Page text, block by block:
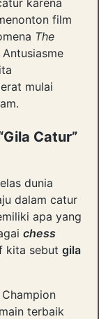
film
The
mulai
Catur”
dunia
dalam catur
apa yang
chess
kita sebut gila
terbaik